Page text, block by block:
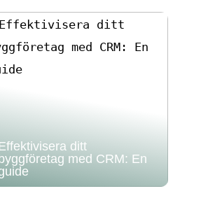
ditt
byggföretag med CRM: En